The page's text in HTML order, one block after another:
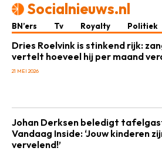
Socialnieuws.nl
BN’ers Tv Royalty Politiek
Dries Roelvink is stinkend rijk:
vertelt hoeveel hij per maand
21 MEI 2026
Johan Derksen beledigt
Vandaag Inside: ‘Jouw kinderen
vervelend!’